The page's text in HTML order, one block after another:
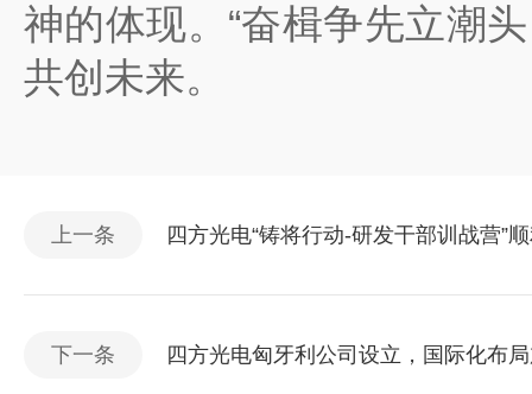
神的体现。“奋楫争先立潮
共创未来。
上一条 四方光电“铸将行动-研发干部训战营”
下一条 四方光电匈牙利公司设立，国际化布